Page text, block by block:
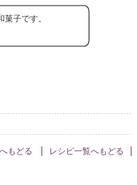
子です。
もどる レシピ一覧へもどる